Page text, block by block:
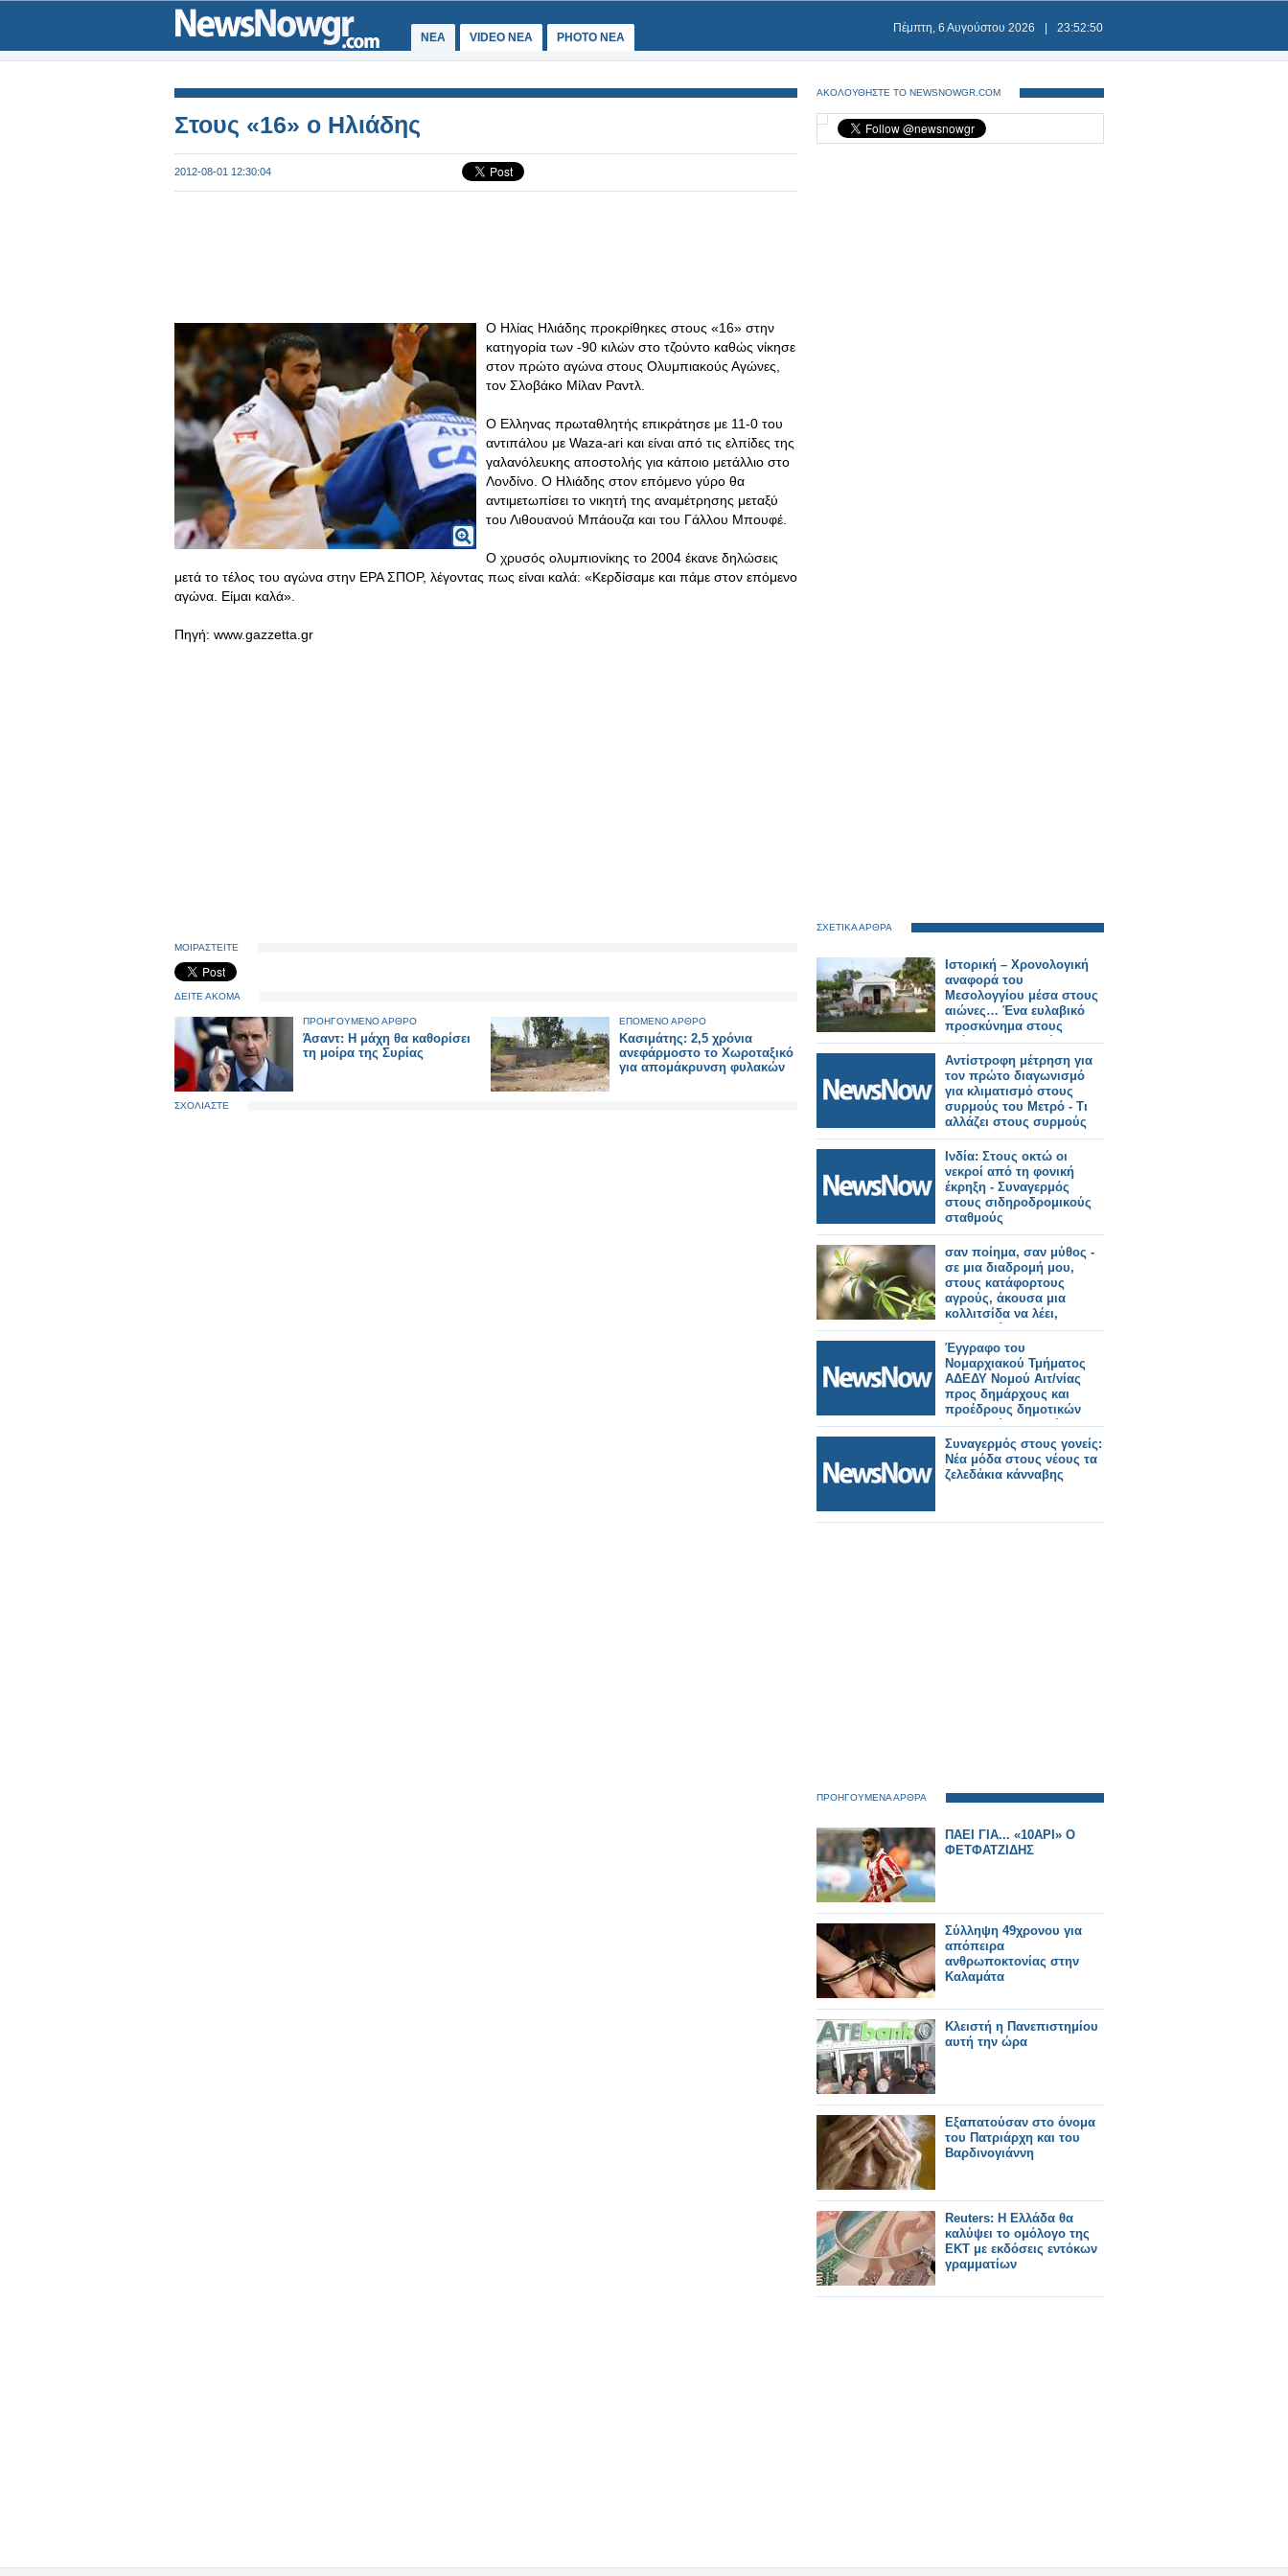
ΝΕΑ VIDEO NEA PHOTO NEA
Πέμπτη, 6 Αυγούστου 2026 23:52:50
Στους «16» ο Ηλιάδης
2012-08-01 12:30:04
Ο Ηλίας Ηλιάδης προκρίθηκες στους «16» στην
κατηγορία των -90 κιλών στο τζούντο καθώς νίκησε
στον πρώτο αγώνα στους Ολυμπιακούς Αγώνες,
τον Σλοβάκο Μίλαν Ραντλ.
Ο Ελληνας πρωταθλητής επικράτησε με 11-0 του
αντιπάλου με Waza-ari και είναι από τις ελπίδες της
γαλανόλευκης αποστολής για κάποιο μετάλλιο στο
Λονδίνο. Ο Ηλιάδης στον επόμενο γύρο θα
αντιμετωπίσει το νικητή της αναμέτρησης μεταξύ
του Λιθουανού Μπάουζα και του Γάλλου Μπουφέ.
Ο χρυσός ολυμπιονίκης το 2004 έκανε δηλώσεις
μετά το τέλος του αγώνα στην ΕΡΑ ΣΠΟΡ, λέγοντας πως είναι καλά: «Κερδίσαμε και πάμε στον επόμενο
αγώνα. Είμαι καλά».
Πηγή: www.gazzetta.gr
ΜΟΙΡΑΣΤΕΙΤΕ
ΔΕΙΤΕ ΑΚΟΜΑ
ΠΡΟΗΓΟΥΜΕΝΟ ΑΡΘΡΟ
Άσαντ: Η μάχη θα καθορίσει
τη μοίρα της Συρίας
ΕΠΟΜΕΝΟ ΑΡΘΡΟ
Κασιμάτης: 2,5 χρόνια
ανεφάρμοστο το Χωροταξικό
για απομάκρυνση φυλακών
ΣΧΟΛΙΑΣΤΕ
ΑΚΟΛΟΥΘΗΣΤΕ ΤΟ NEWSNOWGR.COM
ΣΧΕΤΙΚΑ ΑΡΘΡΑ
Ιστορική – Χρονολογική
αναφορά του
Μεσολογγίου μέσα στους
αιώνες… Ένα ευλαβικό
προσκύνημα στους
αθάνατους νεκρούς… 200
χρόνια μετά, 10 Απριλίου
1826 – 10 Απριλίου 2026…
Αντίστροφη μέτρηση για
τον πρώτο διαγωνισμό
για κλιματισμό στους
συρμούς του Μετρό - Τι
αλλάζει στους συρμούς
Ινδία: Στους οκτώ οι
νεκροί από τη φονική
έκρηξη - Συναγερμός
στους σιδηροδρομικούς
σταθμούς
σαν ποίημα, σαν μύθος -
σε μια διαδρομή μου,
στους κατάφορτους
αγρούς, άκουσα μια
κολλιτσίδα να λέει,
απευθυνόμενη στους
ανθρώπους!
Έγγραφο του
Νομαρχιακού Τμήματος
ΑΔΕΔΥ Νομού Αιτ/νίας
προς δημάρχους και
προέδρους δημοτικών
συμβουλίων για λήψη
αποφάσεων των
δημοτικών συμβουλίων
για την επαναφορά του 13
ου και 14 ου μισθού
Συναγερμός στους γονείς:
Νέα μόδα στους νέους τα
ζελεδάκια κάνναβης
ΠΡΟΗΓΟΥΜΕΝΑ ΑΡΘΡΑ
ΠΑΕΙ ΓΙΑ... «10ΑΡΙ» Ο
ΦΕΤΦΑΤΖΙΔΗΣ
Σύλληψη 49χρονου για
απόπειρα
ανθρωποκτονίας στην
Καλαμάτα
Κλειστή η Πανεπιστημίου
αυτή την ώρα
Εξαπατούσαν στο όνομα
του Πατριάρχη και του
Βαρδινογιάννη
Reuters: Η Ελλάδα θα
καλύψει το ομόλογο της
ΕΚΤ με εκδόσεις εντόκων
γραμματίων